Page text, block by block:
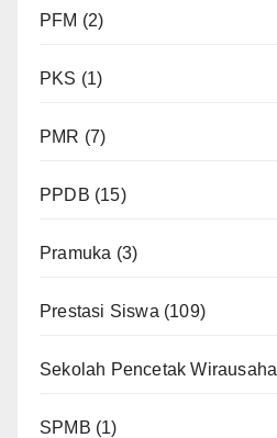
PFM (2)
PKS (1)
PMR (7)
PPDB (15)
Pramuka (3)
Prestasi Siswa (109)
Sekolah Pencetak Wirausaha
SPMB (1)